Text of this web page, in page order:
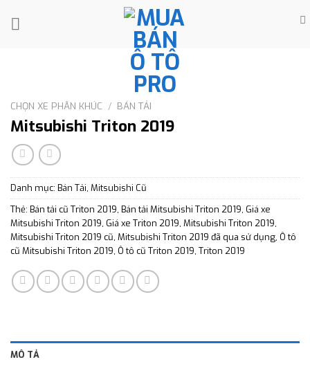
CHỌN XE PHÂN KHÚC / BÁN TẢI
Mitsubishi Triton 2019
Danh mục: Bán Tải, Mitsubishi Cũ
Thẻ: Bán tải cũ Triton 2019, Bán tải Mitsubishi Triton 2019, Giá xe
Mitsubishi Triton 2019, Giá xe Triton 2019, Mitsubishi Triton 2019,
Mitsubishi Triton 2019 cũ, Mitsubishi Triton 2019 đã qua sử dụng, Ô tô
cũ Mitsubishi Triton 2019, Ô tô cũ Triton 2019, Triton 2019
MÔ TẢ